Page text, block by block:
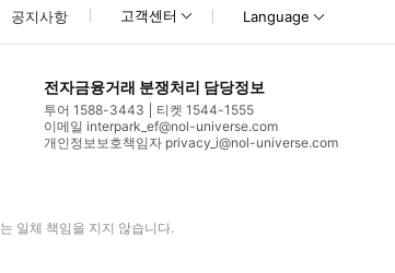
공지사항 고객센터 Language
전자금융거래 분쟁처리 담당정보
투어 1588-3443
티켓 1544-1555
이메일 interpark_ef@nol-universe.com
개인정보보호책임자 privacy_i@nol-universe.com
는 일체 책임을 지지 않습니다.